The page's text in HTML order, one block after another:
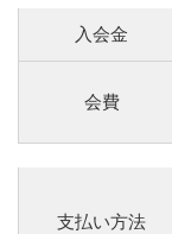
入会金
会費
支払い方法